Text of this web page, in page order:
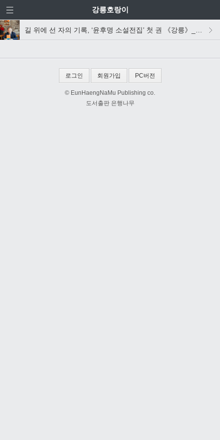
강릉호랑이
길 위에 선 자의 기록, ‘윤후명 소설전집’ 첫 권 《강릉》_윤후명 작가 인터뷰
로그인 회원가입 PC버전
© EunHaengNaMu Publishing co.
도서출판 은행나무